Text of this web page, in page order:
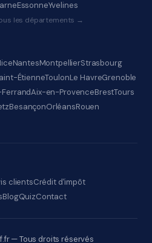
EssonneYvelines
les départements →
NantesMontpellierStrasbourg
ÉtienneToulonLe HavreGrenoble
Aix-en-ProvenceBrestTours
BesançonOrléansRouen
clientsCrédit d'impôt
BlogQuizContact
— Tous droits réservés